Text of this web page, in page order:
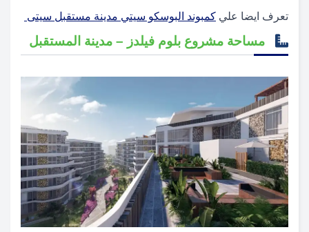
تعرف ايضا علي كمبوند البوسكو سيتي مدينة مستقبل سيتى
مساحة مشروع بلوم فيلدز – مدينة المستقبل